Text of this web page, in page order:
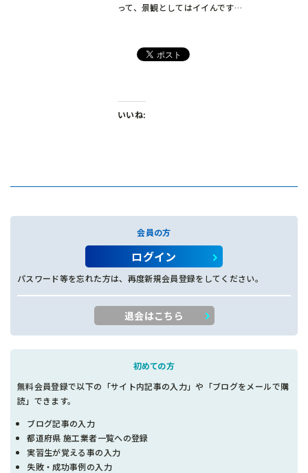
って、景観としてはイイんです…
いいね:
会員の方
ログイン
パスワード等を忘れた方は、再度新規会員登録をしてください。
退会はこちら
初めての方
無料会員登録で以下の「サイト内記事の入力」や「ブログをメールで購
読」できます。
ブログ記事の入力
都道府県 施工業者一覧への登録
実習生が覚える事の入力
失敗・成功事例の入力